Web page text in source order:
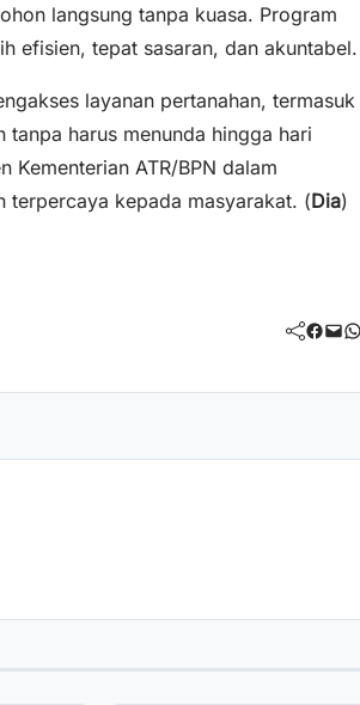
langsung tanpa kuasa. Program
efisien, tepat sasaran, dan akuntabel.
layanan pertanahan, termasuk
harus menunda hingga hari
ATR/BPN dalam
terpercaya kepada masyarakat. (Dia)
Facebook Mail WhatsApp